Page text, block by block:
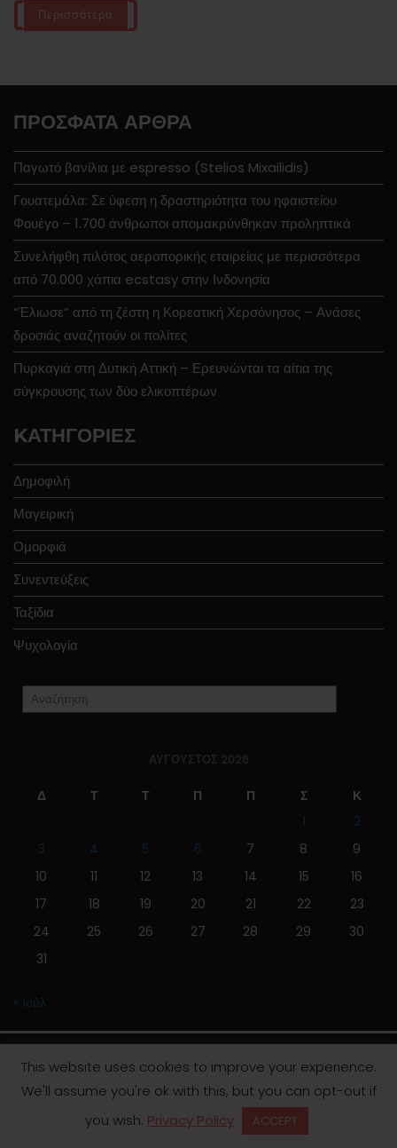
Περισσότερα
ΠΡΌΣΦΑΤΑ ΆΡΘΡΑ
Παγωτό βανίλια με espresso (Stelios Mixailidis)
Γουατεμάλα: Σε ύφεση η δραστηριότητα του ηφαιστείου
Φουέγο – 1.700 άνθρωποι απομακρύνθηκαν προληπτικά
Συνελήφθη πιλότος αεροπορικής εταιρείας με περισσότερα
από 70.000 χάπια ecstasy στην Ινδονησία
“Έλιωσε” από τη ζέστη η Κορεατική Χερσόνησος – Ανάσες
δροσιάς αναζητούν οι πολίτες
Πυρκαγιά στη Δυτική Αττική – Ερευνώνται τα αίτια της
σύγκρουσης των δύο ελικοπτέρων
KΑΤΗΓΟΡΊΕΣ
Δημοφιλή
Μαγειρική
Ομορφιά
Συνεντεύξεις
Ταξίδια
Ψυχολογία
ΑΎΓΟΥΣΤΟΣ 2026
Δ Τ Τ Π Π Σ
Κ
1
2
3
4 5 6 7 8
9
10
11 12 13 14 15
16
17
18 19 20 21 22
23
24
25 26 27 28 29
30
31
« Ιούλ
© 2019 | Screen Magazine - Ηλεκτρονική εφημερίδα
Contia
This website uses cookies to improve your experience.
We'll assume you're ok with this, but you can opt-out if
you wish. Privacy Policy ACCEPT